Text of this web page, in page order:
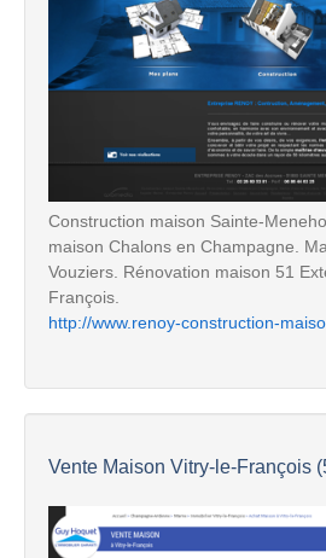
Construction maison Sainte-
maison Chalons en Champagne.
Vouziers. Rénovation maison 51
François.
http://www.renoy-construction-
Vente Maison Vitry-le-François